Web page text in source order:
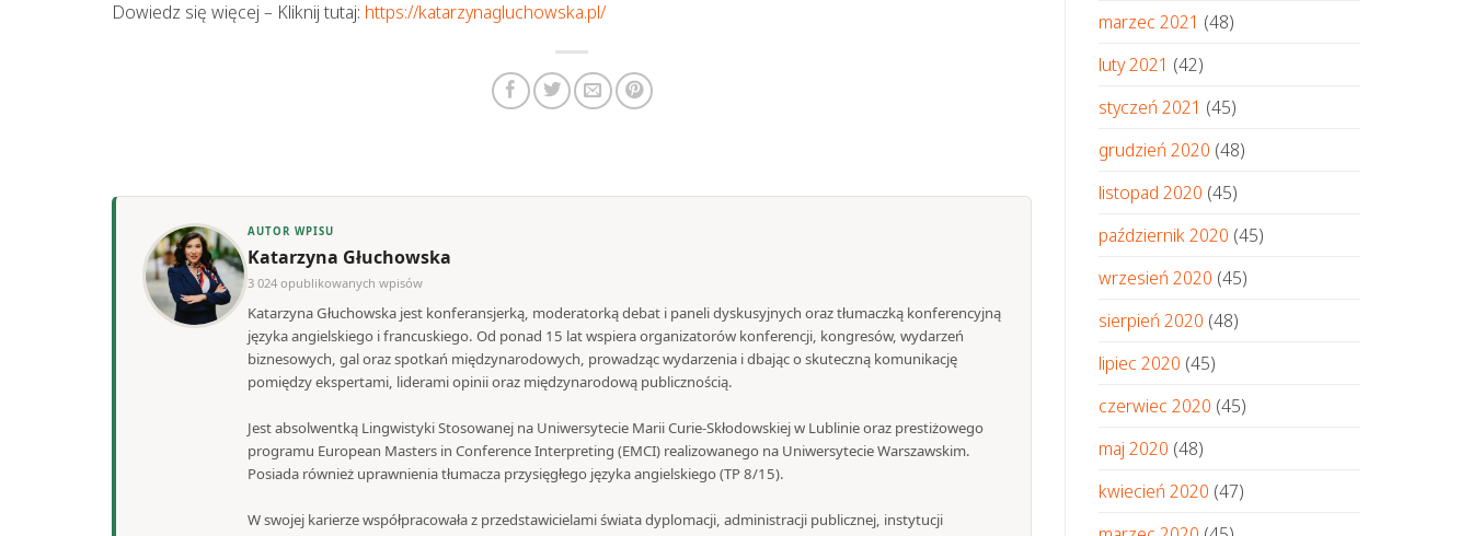
Dowiedz się więcej – Kliknij tutaj: https://katarzynagluchowska.pl/
AUTOR WPISU
Katarzyna Głuchowska
3 024 opublikowanych wpisów
Katarzyna Głuchowska jest konferansjerką, moderatorką debat i paneli dyskusyjnych oraz tłumaczką konferencyjną
języka angielskiego i francuskiego. Od ponad 15 lat wspiera organizatorów konferencji, kongresów, wydarzeń
biznesowych, gal oraz spotkań międzynarodowych, prowadząc wydarzenia i dbając o skuteczną komunikację
pomiędzy ekspertami, liderami opinii oraz międzynarodową publicznością.
Jest absolwentką Lingwistyki Stosowanej na Uniwersytecie Marii Curie-Skłodowskiej w Lublinie oraz prestiżowego
programu European Masters in Conference Interpreting (EMCI) realizowanego na Uniwersytecie Warszawskim.
Posiada również uprawnienia tłumacza przysięgłego języka angielskiego (TP 8/15).
W swojej karierze współpracowała z przedstawicielami świata dyplomacji, administracji publicznej, instytucji
marzec 2021 (48)
luty 2021 (42)
styczeń 2021 (45)
grudzień 2020 (48)
listopad 2020 (45)
październik 2020 (45)
wrzesień 2020 (45)
sierpień 2020 (48)
lipiec 2020 (45)
czerwiec 2020 (45)
maj 2020 (48)
kwiecień 2020 (47)